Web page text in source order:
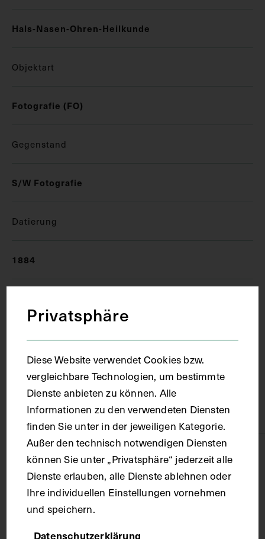
Hals-Nasen-Ohren-Heilkunde
Objektart
Fotografie (FO)
Gegenstand
S/W Fotografie
Datierung
1884
Material
Karton
Fotografie
Maße
Privatsphäre
Diese Website verwendet Cookies bzw.
vergleichbare Technologien, um bestimmte
Dienste anbieten zu können. Alle
Informationen zu den verwendeten Diensten
finden Sie unter in der jeweiligen Kategorie.
Außer den technisch notwendigen Diensten
können Sie unter „Privatsphäre“ jederzeit alle
Dienste erlauben, alle Dienste ablehnen oder
Ihre individuellen Einstellungen vornehmen
und speichern.
Datenschutzerklärung